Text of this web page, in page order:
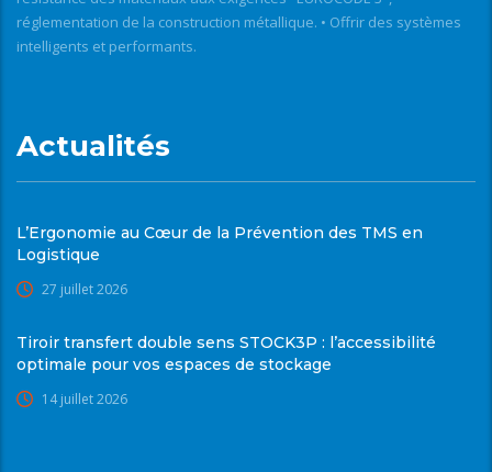
réglementation de la construction métallique. • Offrir des systèmes
intelligents et performants.
Actualités
L’Ergonomie au Cœur de la Prévention des TMS en
Logistique
27 juillet 2026
Tiroir transfert double sens STOCK3P : l’accessibilité
optimale pour vos espaces de stockage
14 juillet 2026